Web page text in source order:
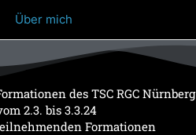
Über mich
des TSC RGC Nürnberg
2.3. bis 3.3.24
Formationen